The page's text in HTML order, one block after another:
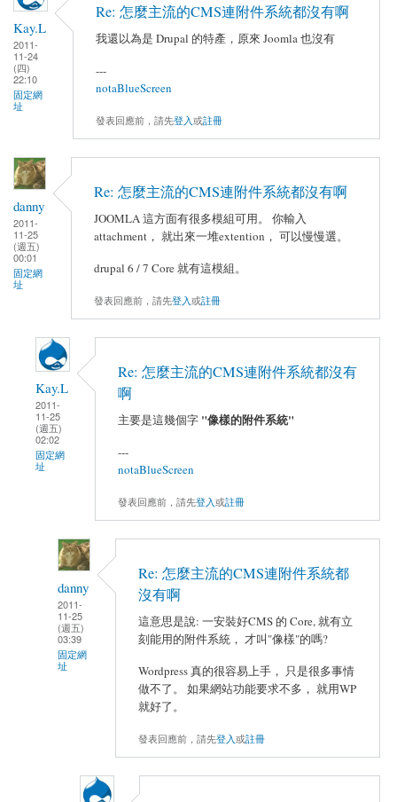
Kay.L
2011-
11-24
(四)
22:10
固定網
址
Re: 怎麼主流的CMS連附件系統都沒有啊
我還以為是 Drupal 的特產，原來 Joomla 也沒有
---
notaBlueScreen
發表回應前，請先登入或註冊
danny
2011-
11-25
(週五)
00:01
固定網
址
Re: 怎麼主流的CMS連附件系統都沒有啊
JOOMLA 這方面有很多模組可用。 你輸入
attachment， 就出來一堆extention， 可以慢慢選。
drupal 6 / 7 Core 就有這模組。
發表回應前，請先登入或註冊
Kay.L
2011-
11-25
(週五)
02:02
固定網
址
Re: 怎麼主流的CMS連附件系統都沒有
啊
主要是這幾個字 "像樣的附件系統"
---
notaBlueScreen
發表回應前，請先登入或註冊
danny
2011-
11-25
(週五)
03:39
固定網
址
Re: 怎麼主流的CMS連附件系統都
沒有啊
這意思是說: 一安裝好CMS 的 Core, 就有立
刻能用的附件系統， 才叫"像樣"的嗎?
Wordpress 真的很容易上手， 只是很多事情
做不了。 如果網站功能要求不多， 就用WP
就好了。
發表回應前，請先登入或註冊